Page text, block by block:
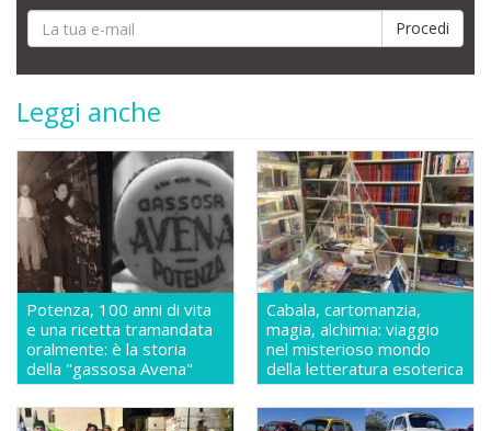
Leggi anche
Potenza, 100 anni di vita
e una ricetta tramandata
oralmente: è la storia
della "gassosa Avena"
Cabala, cartomanzia,
magia, alchimia: viaggio
nel misterioso mondo
della letteratura esoterica